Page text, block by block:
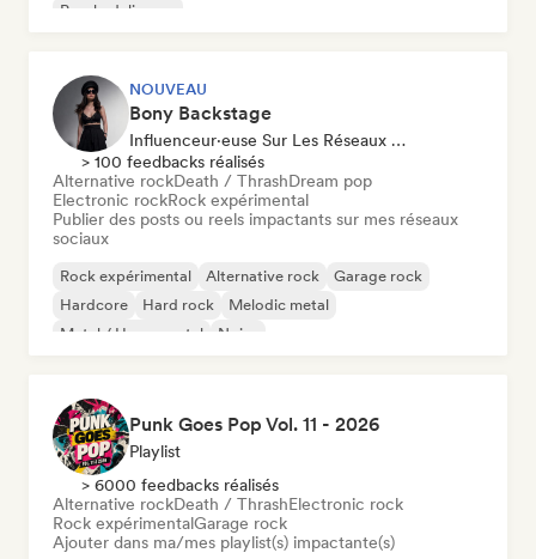
Psychedelic pop
NOUVEAU
Bony Backstage
Influenceur·euse Sur Les Réseaux Sociaux
> 100 feedbacks réalisés
Alternative rockDeath / ThrashDream pop
Electronic rockRock expérimental
Publier des posts ou reels impactants sur mes réseaux
sociaux
Rock expérimental Alternative rock
Garage rock
Hardcore
Hard rock
Melodic metal
Metal / Heavy metal
Noise
Punk Goes Pop Vol. 11 - 2026
Playlist
> 6000 feedbacks réalisés
Alternative rockDeath / ThrashElectronic rock
Rock expérimentalGarage rock
Ajouter dans ma/mes playlist(s) impactante(s)